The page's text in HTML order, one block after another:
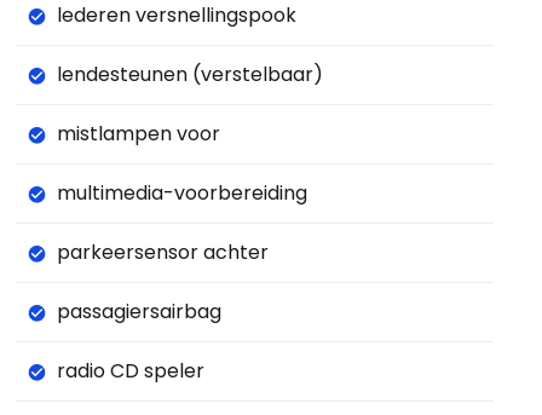
lederen versnellingspook
lendesteunen (verstelbaar)
mistlampen voor
multimedia-voorbereiding
parkeersensor achter
passagiersairbag
radio CD speler